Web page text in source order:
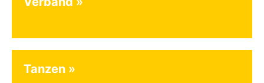
Tanzen